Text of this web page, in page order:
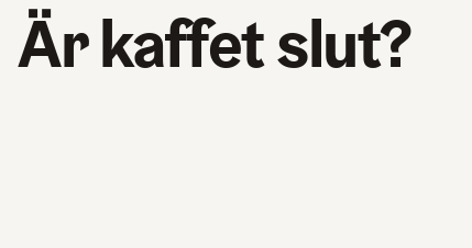
Är kaffet slut?